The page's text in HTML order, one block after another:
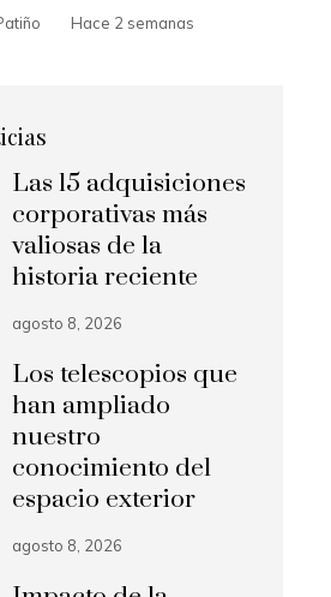
Hace 2 semanas
Las 15 adquisiciones
corporativas más
valiosas de la
historia reciente
agosto 8, 2026
Los telescopios que
han ampliado
nuestro
conocimiento del
espacio exterior
agosto 8, 2026